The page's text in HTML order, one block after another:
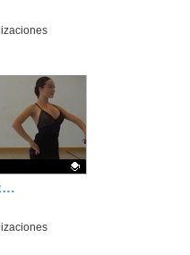
Metodología Danza estilizada Rocío Espada y Beatriz Uría. Coordinación